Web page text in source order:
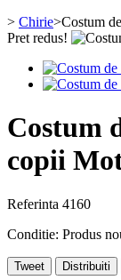
> Chirie>Costum
Pret redus!
Costum
copii
Referinta 4160
Conditie: Produs
Tweet Distribuiti